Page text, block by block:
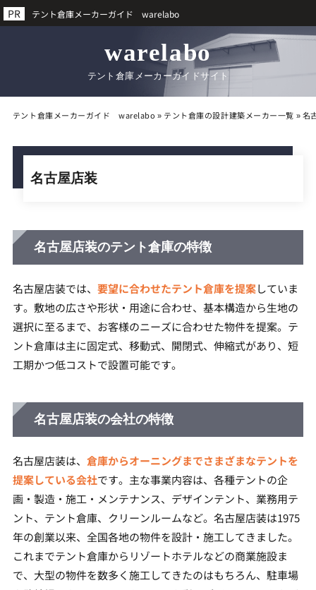
テント倉庫メーカーガイド warelabo
warelabo
テント倉庫メーカーガイドサイト
テント倉庫メーカーガイド warelabo » テント倉庫の設計建築メーカー一覧 »名
名古屋店装
名古屋店装のテント倉庫の特徴
名古屋店装では、 要望に合わせたテント倉庫を提案していま
す。敷地の広さや形状・用途に合わせ、基本構造から生地の
選択に至るまで、お客様のニーズに合わせた物件を提案。テ
ント倉庫は主に固定式、移動式、開閉式、伸縮式があり、短
工期かつ低コストで設置可能です。
名古屋店装の会社の特徴
名古屋店装は、 倉庫からオーニングまでさまざまなテントを
提案している会社です。主な事業内容は、各種テントの企
画・製造・施工・メンテナンス、デザインテント、業務用テ
ント、テント倉庫、クリーンルームなど。名古屋店装は1975
年の創業以来、全国各地の物件を設計・施工してきました。
これまでテント倉庫からリゾートホテルなどの商業施設ま
で、大型の物件を数多く施工してきたのはもちろん、駐車場